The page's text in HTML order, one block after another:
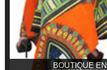
BOUTIQUE